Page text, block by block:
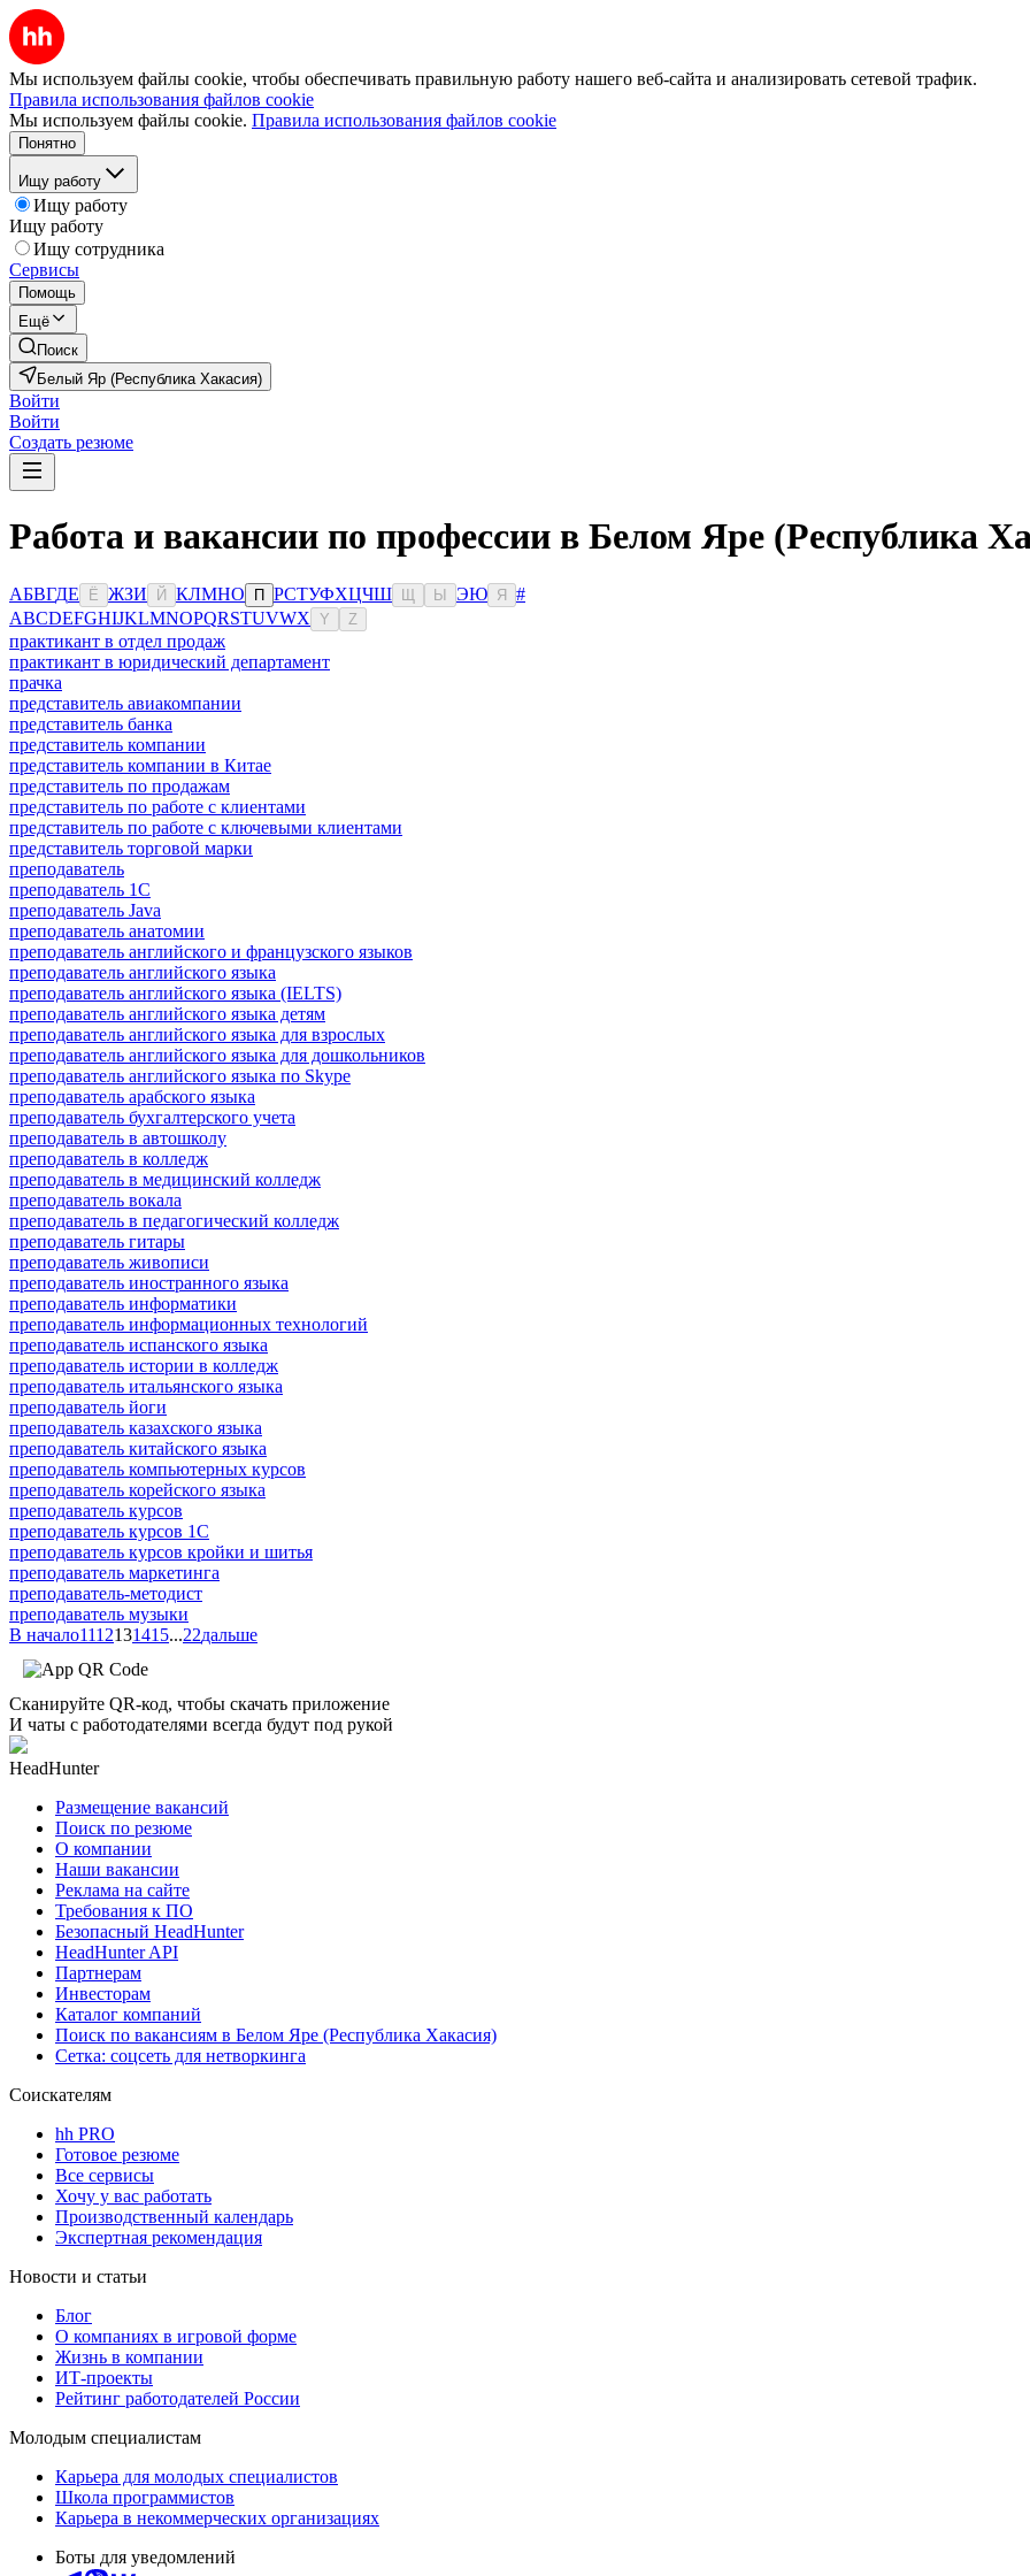
Мы используем файлы cookie, чтобы обеспечивать правильную работу нашего веб-сайта и анализировать сетевой трафик.
Правила использования файлов cookie
Мы используем файлы cookie. Правила использования файлов cookie
Понятно
Ищу работу
Ищу работу
Ищу работу
Ищу сотрудника
Сервисы
Помощь
Ещё
Поиск
Белый Яр (Республика Хакасия)
Войти
Войти
Создать резюме
Работа и вакансии по профессии в Белом Яре (Республика
АБВГДЕ Ё ЖЗИ Й КЛМНО П РСТУФХЦЧШ Ы ЭЮ Я
#
ABCDEFGHIJKLMNOPQRSTUVWX Y Z
практикант в отдел продаж
практикант в юридический департамент
прачка
представитель авиакомпании
представитель банка
представитель компании
представитель компании в Китае
представитель по продажам
представитель по работе с клиентами
представитель по работе с ключевыми клиентами
представитель торговой марки
преподаватель
преподаватель 1С
преподаватель Java
преподаватель анатомии
преподаватель английского и французского языков
преподаватель английского языка
преподаватель английского языка (IELTS)
преподаватель английского языка детям
преподаватель английского языка для взрослых
преподаватель английского языка для дошкольников
преподаватель английского языка по Skype
преподаватель арабского языка
преподаватель бухгалтерского учета
преподаватель в автошколу
преподаватель в колледж
преподаватель в медицинский колледж
преподаватель вокала
преподаватель в педагогический колледж
преподаватель гитары
преподаватель живописи
преподаватель иностранного языка
преподаватель информатики
преподаватель информационных технологий
преподаватель испанского языка
преподаватель истории в колледж
преподаватель итальянского языка
преподаватель йоги
преподаватель казахского языка
преподаватель китайского языка
преподаватель компьютерных курсов
преподаватель корейского языка
преподаватель курсов
преподаватель курсов 1С
преподаватель курсов кройки и шитья
преподаватель маркетинга
преподаватель-методист
преподаватель музыки
В начало1112131415...22дальше
Сканируйте QR-код, чтобы скачать приложение
И чаты с работодателями всегда будут под рукой
HeadHunter
Размещение вакансий
Поиск по резюме
О компании
Наши вакансии
Реклама на сайте
Требования к ПО
Безопасный HeadHunter
HeadHunter API
Партнерам
Инвесторам
Каталог компаний
Поиск по вакансиям в Белом Яре (Республика Хакасия)
Сетка: соцсеть для нетворкинга
Соискателям
hh PRO
Готовое резюме
Все сервисы
Хочу у вас работать
Производственный календарь
Экспертная рекомендация
Новости и статьи
Блог
О компаниях в игровой форме
Жизнь в компании
ИТ-проекты
Рейтинг работодателей России
Молодым специалистам
Карьера для молодых специалистов
Школа программистов
Карьера в некоммерческих организациях
Боты для уведомлений